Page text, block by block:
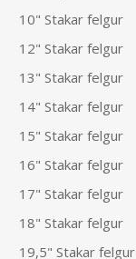
10" Stakar felgur
12" Stakar felgur
13" Stakar felgur
14" Stakar felgur
15" Stakar felgur
16" Stakar felgur
17" Stakar felgur
18" Stakar felgur
19,5" Stakar felgur